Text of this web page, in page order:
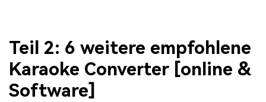
Teil 2: 6 weitere empfohlene
Karaoke Converter [online &
Software]